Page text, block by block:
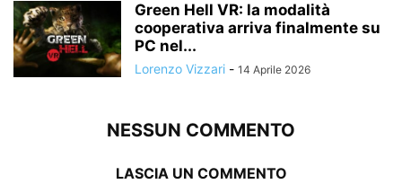
Green Hell VR: la modalità
cooperativa arriva finalmente su
PC nel...
Lorenzo Vizzari - 14 Aprile 2026
NESSUN COMMENTO
LASCIA UN COMMENTO